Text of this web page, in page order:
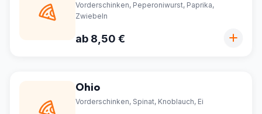
Vorderschinken, Peperoniwurst, Paprika,
Zwiebeln
ab 8,50 €
Ohio
Vorderschinken, Spinat, Knoblauch, Ei